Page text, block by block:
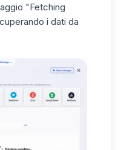
"Fetching
i dati da